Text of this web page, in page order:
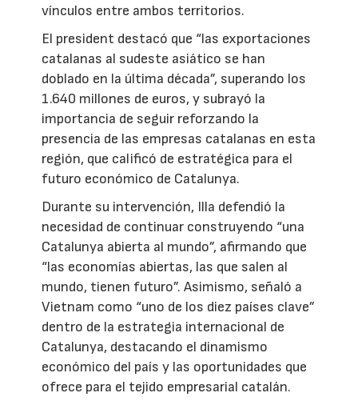
vínculos entre ambos territorios.
El president destacó que “las exportaciones
catalanas al sudeste asiático se han
doblado en la última década”, superando los
1.640 millones de euros, y subrayó la
importancia de seguir reforzando la
presencia de las empresas catalanas en esta
región, que calificó de estratégica para el
futuro económico de Catalunya.
Durante su intervención, Illa defendió la
necesidad de continuar construyendo “una
Catalunya abierta al mundo”, afirmando que
“las economías abiertas, las que salen al
mundo, tienen futuro”. Asimismo, señaló a
Vietnam como “uno de los diez países clave”
dentro de la estrategia internacional de
Catalunya, destacando el dinamismo
económico del país y las oportunidades que
ofrece para el tejido empresarial catalán.